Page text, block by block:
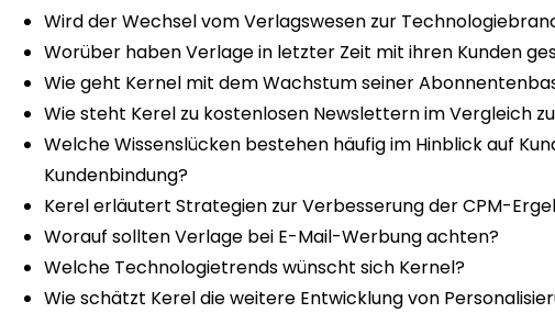
Wird der Wechsel vom Verlagswesen zur
Worüber haben Verlage in letzter Zeit mit ihren Kunden
Wie geht Kernel mit dem Wachstum seiner
Wie steht Kerel zu kostenlosen Newslettern im Vergleich
Welche Wissenslücken bestehen häufig im Hinblick auf
Kundenbindung?
Kerel erläutert Strategien zur Verbesserung der CPM-
Worauf sollten Verlage bei E-Mail-Werbung achten?
Welche Technologietrends wünscht sich Kernel?
Wie schätzt Kerel die weitere Entwicklung von